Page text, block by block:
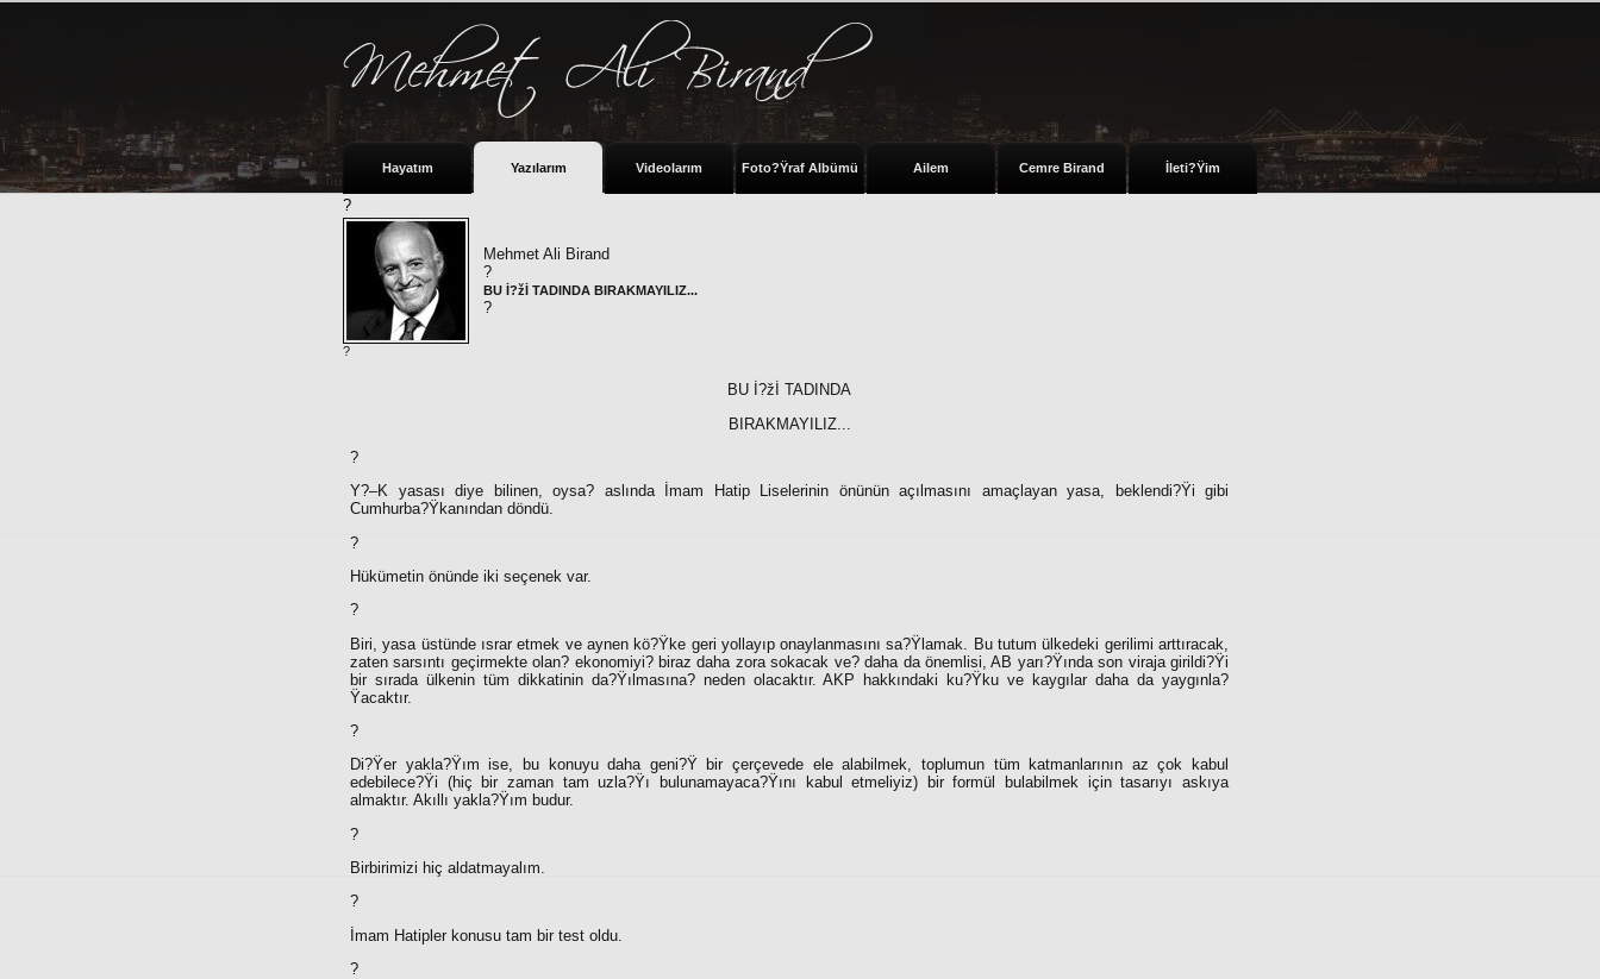
Hayatım Yazılarım Videolarım Foto?Ÿraf Albümü Ailem Cemre Birand İleti?Ÿim
?
Mehmet Ali Birand
?
BU İ?žİ TADINDA BIRAKMAYILIZ...
?
?
BU İ?žİ TADINDA
BIRAKMAYILIZ...
?
Y?–K yasası diye bilinen, oysa? aslında İmam Hatip Liselerinin önünün açılmasını amaçlayan yasa, beklendi?Ÿi gibi
Cumhurba?Ÿkanından döndü.
?
Hükümetin önünde iki seçenek var.
?
Biri, yasa üstünde ısrar etmek ve aynen kö?Ÿke geri yollayıp onaylanmasını sa?Ÿlamak. Bu tutum ülkedeki gerilimi arttıracak,
zaten sarsıntı geçirmekte olan? ekonomiyi? biraz daha zora sokacak ve? daha da önemlisi, AB yarı?Ÿında son viraja girildi?Ÿi
bir sırada ülkenin tüm dikkatinin da?Ÿılmasına? neden olacaktır. AKP hakkındaki ku?Ÿku ve kaygılar daha da yaygınla?
Ÿacaktır.
?
Di?Ÿer yakla?Ÿım ise, bu konuyu daha geni?Ÿ bir çerçevede ele alabilmek, toplumun tüm katmanlarının az çok kabul
edebilece?Ÿi (hiç bir zaman tam uzla?Ÿı bulunamayaca?Ÿını kabul etmeliyiz) bir formül bulabilmek için tasarıyı askıya
almaktır. Akıllı yakla?Ÿım budur.
?
Birbirimizi hiç aldatmayalım.
?
İmam Hatipler konusu tam bir test oldu.
?